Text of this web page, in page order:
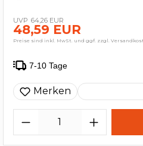
64,26 EUR
48,59 EUR
Preise sind inkl. MwSt. und ggf. zzgl.
7-10 Tage
Merken